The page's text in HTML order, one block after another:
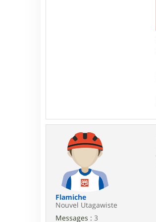
Flamiche
Nouvel Utagawiste
Messages : 3